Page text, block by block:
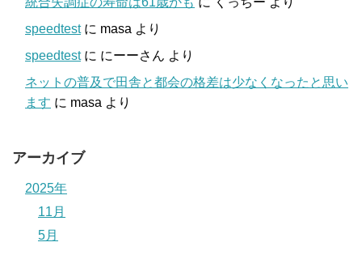
speedtestに masa より
speedtestに にーーさん より
ネットの普及で田舎と都会の格差は少なくなったと思い
ます に masa より
アーカイブ
2025年
11月
5月